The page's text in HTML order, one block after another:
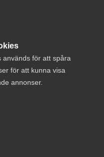
används för att spåra
för att kunna visa
annonser.